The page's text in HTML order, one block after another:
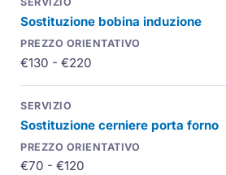
Sostituzione bobina induzione
€130 - €220
Sostituzione cerniere porta forno
€70 - €120